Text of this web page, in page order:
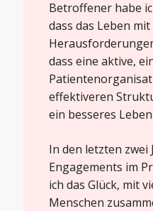
Betroffener habe
dass das Leben mit
dass eine aktive,
effektiveren
ein besseres
In den letzten zwei
Engagements im
ich das Glück, mit
Menschen